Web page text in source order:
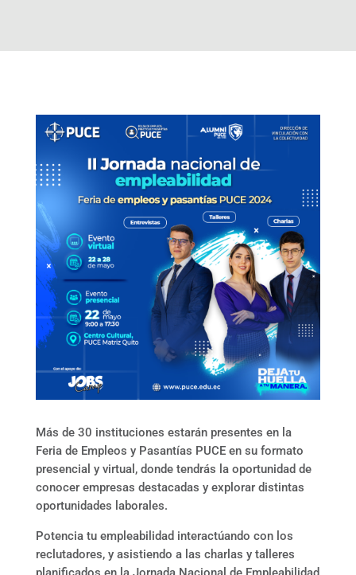
Más de 30 instituciones estarán presentes en la
Feria de Empleos y Pasantías PUCE en su formato
presencial y virtual, donde tendrás la oportunidad de
conocer empresas destacadas y explorar distintas
oportunidades laborales.
Potencia tu empleabilidad interactúando con los
reclutadores, y asistiendo a las charlas y talleres